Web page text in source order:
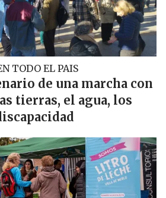
TODO EL PAIS
de una marcha con
tierras, el agua, los